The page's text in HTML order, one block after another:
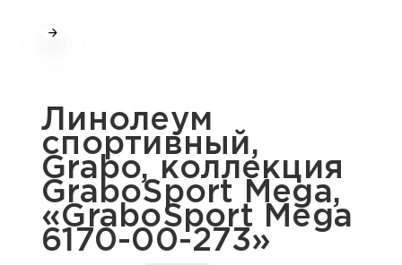
Линолеум
спортивный,
Grabo, коллекция
GraboSport Mega,
«GraboSport Mega
6170-00-273»